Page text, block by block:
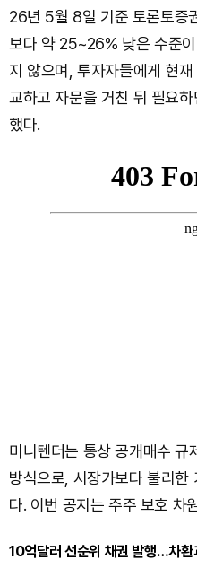
26년 5월 8일 기준 토론토증
보다 약 25~26% 낮은 수준
지 않으며, 투자자들에게 현
교하고 자문을 거친 뒤 필요
했다.
미니텐더는 통상 공개매수 규
방식으로, 시장가보다 불리한
다. 이번 공지는 주주 보호 차
10억달러 선순위 채권 발행…차환